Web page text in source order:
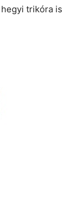
hegyi trikóra is